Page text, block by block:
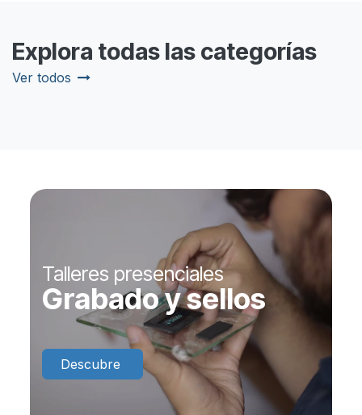
Explora todas las categorías
Ver todos
Talleres presenciales
Grabado y sellos
Descubre